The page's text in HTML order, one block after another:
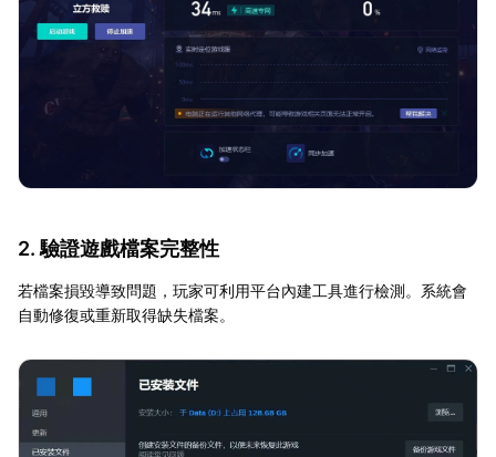
2. 驗證遊戲檔案完整性
若檔案損毀導致問題，玩家可利用平台內建工具進行檢測。系統會
自動修復或重新取得缺失檔案。